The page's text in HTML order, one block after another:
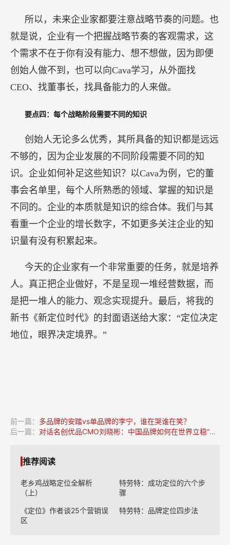
所以，未来企业家都要注意战略节奏的问题。也
就是说，企业有一个把握战略节奏的客观需求，这
个需求不在于你有没有能力、想不想做，因为即便
创始人做不到，也可以向Cava学习，从外面找
CEO、找董事长，找具备能力的人来做。
要点四：每个战略阶段需要不同的知识
创始人无论多么优秀，其所具备的知识都是远远
不够的，因为企业发展的不同阶段需要不同的知
识。企业如何补足这些知识？以Cava为例，它的董
事会名单里，每个人所熟悉的领域、掌握的知识是
不同的。企业的本质就是知识的综合体。我们与其
看重一个企业的增长数字，不如更多关注企业的知
识量有没有积累起来。
今天的企业家有一个非常重要的任务，就是培养
人。真正把企业做好，不是呈现一堆经营数据，而
是把一堆人的能力、观念实现提升。最后，将我的
新书《新定位时代》的封面语送给大家：“定位决定
地位，眼界决定境界。”
前一篇： 多品牌的安踏vs单品牌的李宁，谁在哭谁在笑？
后一篇： 对话名创优品CMO刘晓彬：中国品牌如何在世界立稳“潮头”？
推荐阅读
老乡鸡战略定位全解析
（上）
特劳特：成功定位的六个步
骤
《定位》作者谈25个营销误
区
特劳特：品牌定位四步法